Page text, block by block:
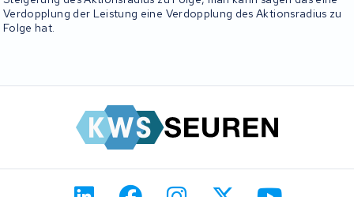
Verdopplung der Leistung eine Verdopplung des Aktionsradius zu
Folge hat.